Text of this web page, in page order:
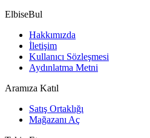
ElbiseBul
Hakkımızda
İletişim
Kullanıcı Sözleşmesi
Aydınlatma Metni
Aramıza Katıl
Satış Ortaklığı
Mağazanı Aç